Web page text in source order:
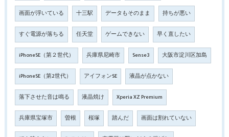
画面が浮いている 十三駅 データもそのまま 持ちが悪い
すぐ電源が落ちる 任天堂 ゲームできない 早く直したい
iPhoneSE（第２世代） 兵庫県尼崎市 Sense3 大阪市淀川区加島
iPhoneSE（第2世代） アイフォンSE 液晶が点かない
落下させた音は鳴る 液晶焼け Xperia XZ Premium
兵庫県宝塚市 曽根 桜塚 踏んだ 画面は割れていない